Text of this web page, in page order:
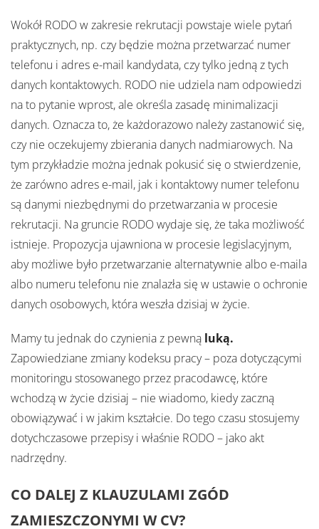
Wokół RODO w zakresie rekrutacji powstaje wiele pytań
praktycznych, np. czy będzie można przetwarzać numer
telefonu i adres e-mail kandydata, czy tylko jedną z tych
danych kontaktowych. RODO nie udziela nam odpowiedzi
na to pytanie wprost, ale określa zasadę minimalizacji
danych. Oznacza to, że każdorazowo należy zastanowić się,
czy nie oczekujemy zbierania danych nadmiarowych. Na
tym przykładzie można jednak pokusić się o stwierdzenie,
że zarówno adres e-mail, jak i kontaktowy numer telefonu
są danymi niezbędnymi do przetwarzania w procesie
rekrutacji. Na gruncie RODO wydaje się, że taka możliwość
istnieje. Propozycja ujawniona w procesie legislacyjnym,
aby możliwe było przetwarzanie alternatywnie albo e-maila
albo numeru telefonu nie znalazła się w ustawie o ochronie
danych osobowych, która weszła dzisiaj w życie.
Mamy tu jednak do czynienia z pewną luką.
Zapowiedziane zmiany kodeksu pracy – poza dotyczącymi
monitoringu stosowanego przez pracodawcę, które
wchodzą w życie dzisiaj – nie wiadomo, kiedy zaczną
obowiązywać i w jakim kształcie. Do tego czasu stosujemy
dotychczasowe przepisy i właśnie RODO – jako akt
nadrzędny.
CO DALEJ Z KLAUZULAMI ZGÓD
ZAMIESZCZONYMI W CV?